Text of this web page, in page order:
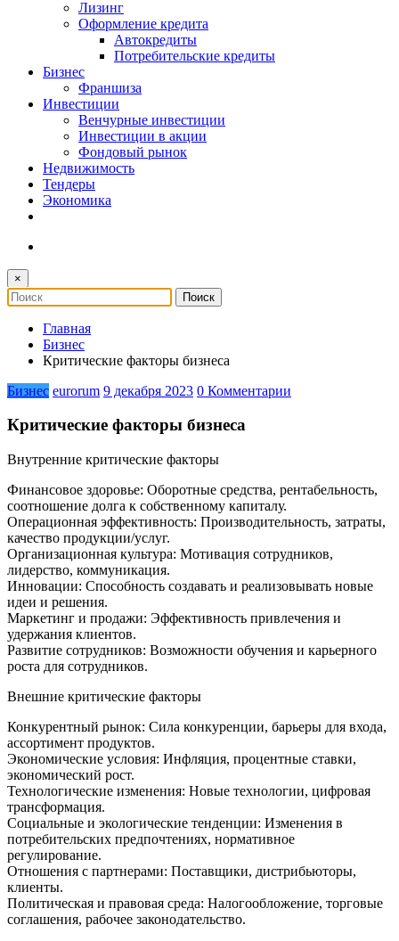
Лизинг
Оформление кредита
Автокредиты
Потребительские кредиты
Бизнес
Франшиза
Инвестиции
Венчурные инвестиции
Инвестиции в акции
Фондовый рынок
Недвижимость
Тендеры
Экономика
×
Главная
Бизнес
Критические факторы бизнеса
Бизнес eurorum 9 декабря 2023 0 Комментарии
Критические факторы бизнеса
Внутренние критические факторы
Финансовое здоровье: Оборотные средства, рентабельность,
соотношение долга к собственному капиталу.
Операционная эффективность: Производительность, затраты,
качество продукции/услуг.
Организационная культура: Мотивация сотрудников,
лидерство, коммуникация.
Инновации: Способность создавать и реализовывать новые
идеи и решения.
Маркетинг и продажи: Эффективность привлечения и
удержания клиентов.
Развитие сотрудников: Возможности обучения и карьерного
роста для сотрудников.
Внешние критические факторы
Конкурентный рынок: Сила конкуренции, барьеры для входа,
ассортимент продуктов.
Экономические условия: Инфляция, процентные ставки,
экономический рост.
Технологические изменения: Новые технологии, цифровая
трансформация.
Социальные и экологические тенденции: Изменения в
потребительских предпочтениях, нормативное
регулирование.
Отношения с партнерами: Поставщики, дистрибьюторы,
клиенты.
Политическая и правовая среда: Налогообложение, торговые
соглашения, рабочее законодательство.